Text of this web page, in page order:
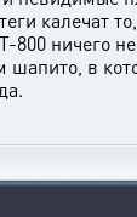
калечат
800 ничего
шапито, в